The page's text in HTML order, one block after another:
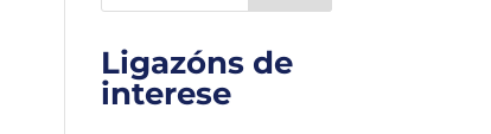
Ligazóns de
interese